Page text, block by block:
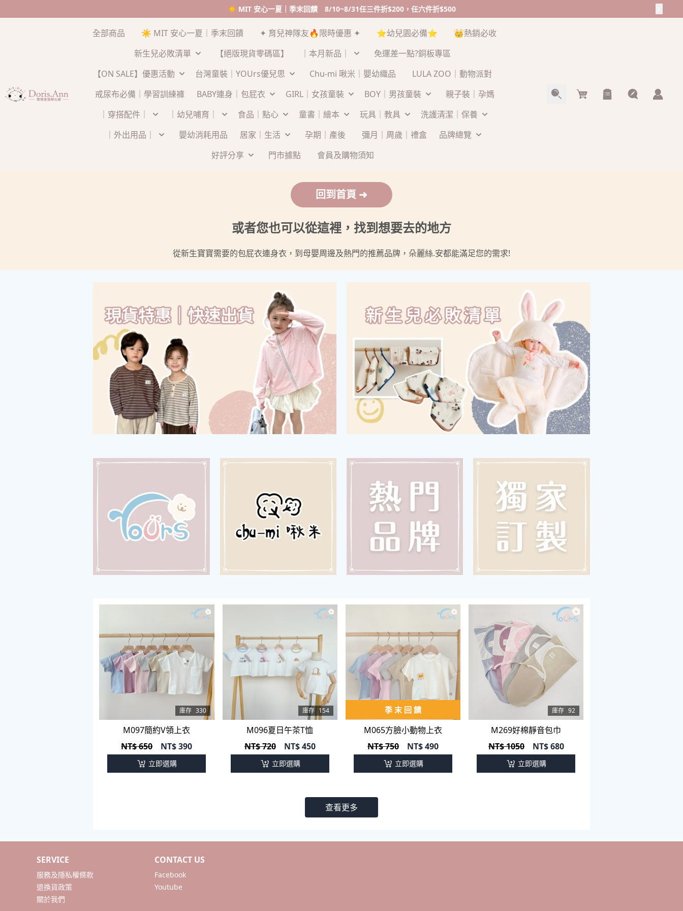
☀️ MIT 安心一夏｜季末回饋 8/10~8/31任三件折$200，任六件折$500
全部商品 ☀️ MIT 安心一夏｜季末回饋 ✦ 育兒神隊友🔥限時優惠 ✦ ⭐幼兒園必備⭐
👑熱銷必收
新生兒必敗清單
【絕版現貨零碼區】 ｜本月新品｜
免運差一點?銅板專區
【ON SALE】優惠活動
台灣童裝｜YOUrs優兒思 Chu-mi 啾米｜嬰幼織品
LULA ZOO｜動物派對
戒尿布必備｜學習訓練褲
BABY連身｜包屁衣 GIRL｜女孩童裝 BOY｜男孩童裝
親子裝｜孕媽
｜穿搭配件｜
｜幼兒哺育｜ 食品｜點心 童書｜繪本 玩具｜教具
洗護清潔｜保養
｜外出用品｜
嬰幼消耗用品 居家｜生活 孕期｜產後 彌月｜周歲｜禮盒
品牌總覽
好評分享
門市據點 會員及購物須知
Cart
回到首頁 ➜
或者您也可以從這裡，找到想要去的地方
從新生寶寶需要的包屁衣連身衣，到母嬰周邊及熱門的推薦品牌，朵麗絲.安都能滿足您的需求!
庫存 330
M097簡約V領上衣
NT$ 650
NT$390
立即選購
庫存 154
M096夏日午茶T恤
NT$ 720
NT$450
立即選購
季 末 回 饋
M065方臉小動物上衣
NT$ 750
NT$490
立即選購
庫存 92
M269好棉靜音包巾
NT$ 1050
NT$680
立即選購
查看更多
SERVICE
服務及隱私權條款
退換貨政策
關於我們
CONTACT US
Facebook
Youtube